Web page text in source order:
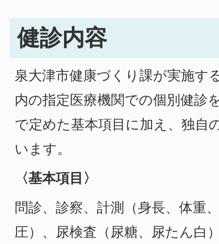
健診内容
泉大津市健康づくり課が実施す
内の指定医療機関での個別健診
で定めた基本項目に加え、独自
います。
〈基本項目〉
問診、診察、計測（身長、体重
圧）、尿検査（尿糖、尿たん白